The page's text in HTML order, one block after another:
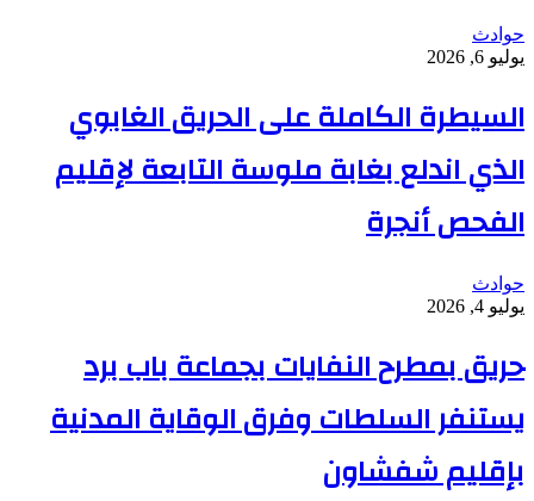
حوادث
يوليو 6, 2026
السيطرة الكاملة على الحريق الغابوي
الذي اندلع بغابة ملوسة التابعة لإقليم
الفحص أنجرة
حوادث
يوليو 4, 2026
حريق بمطرح النفايات بجماعة باب برد
يستنفر السلطات وفرق الوقاية المدنية
بإقليم شفشاون